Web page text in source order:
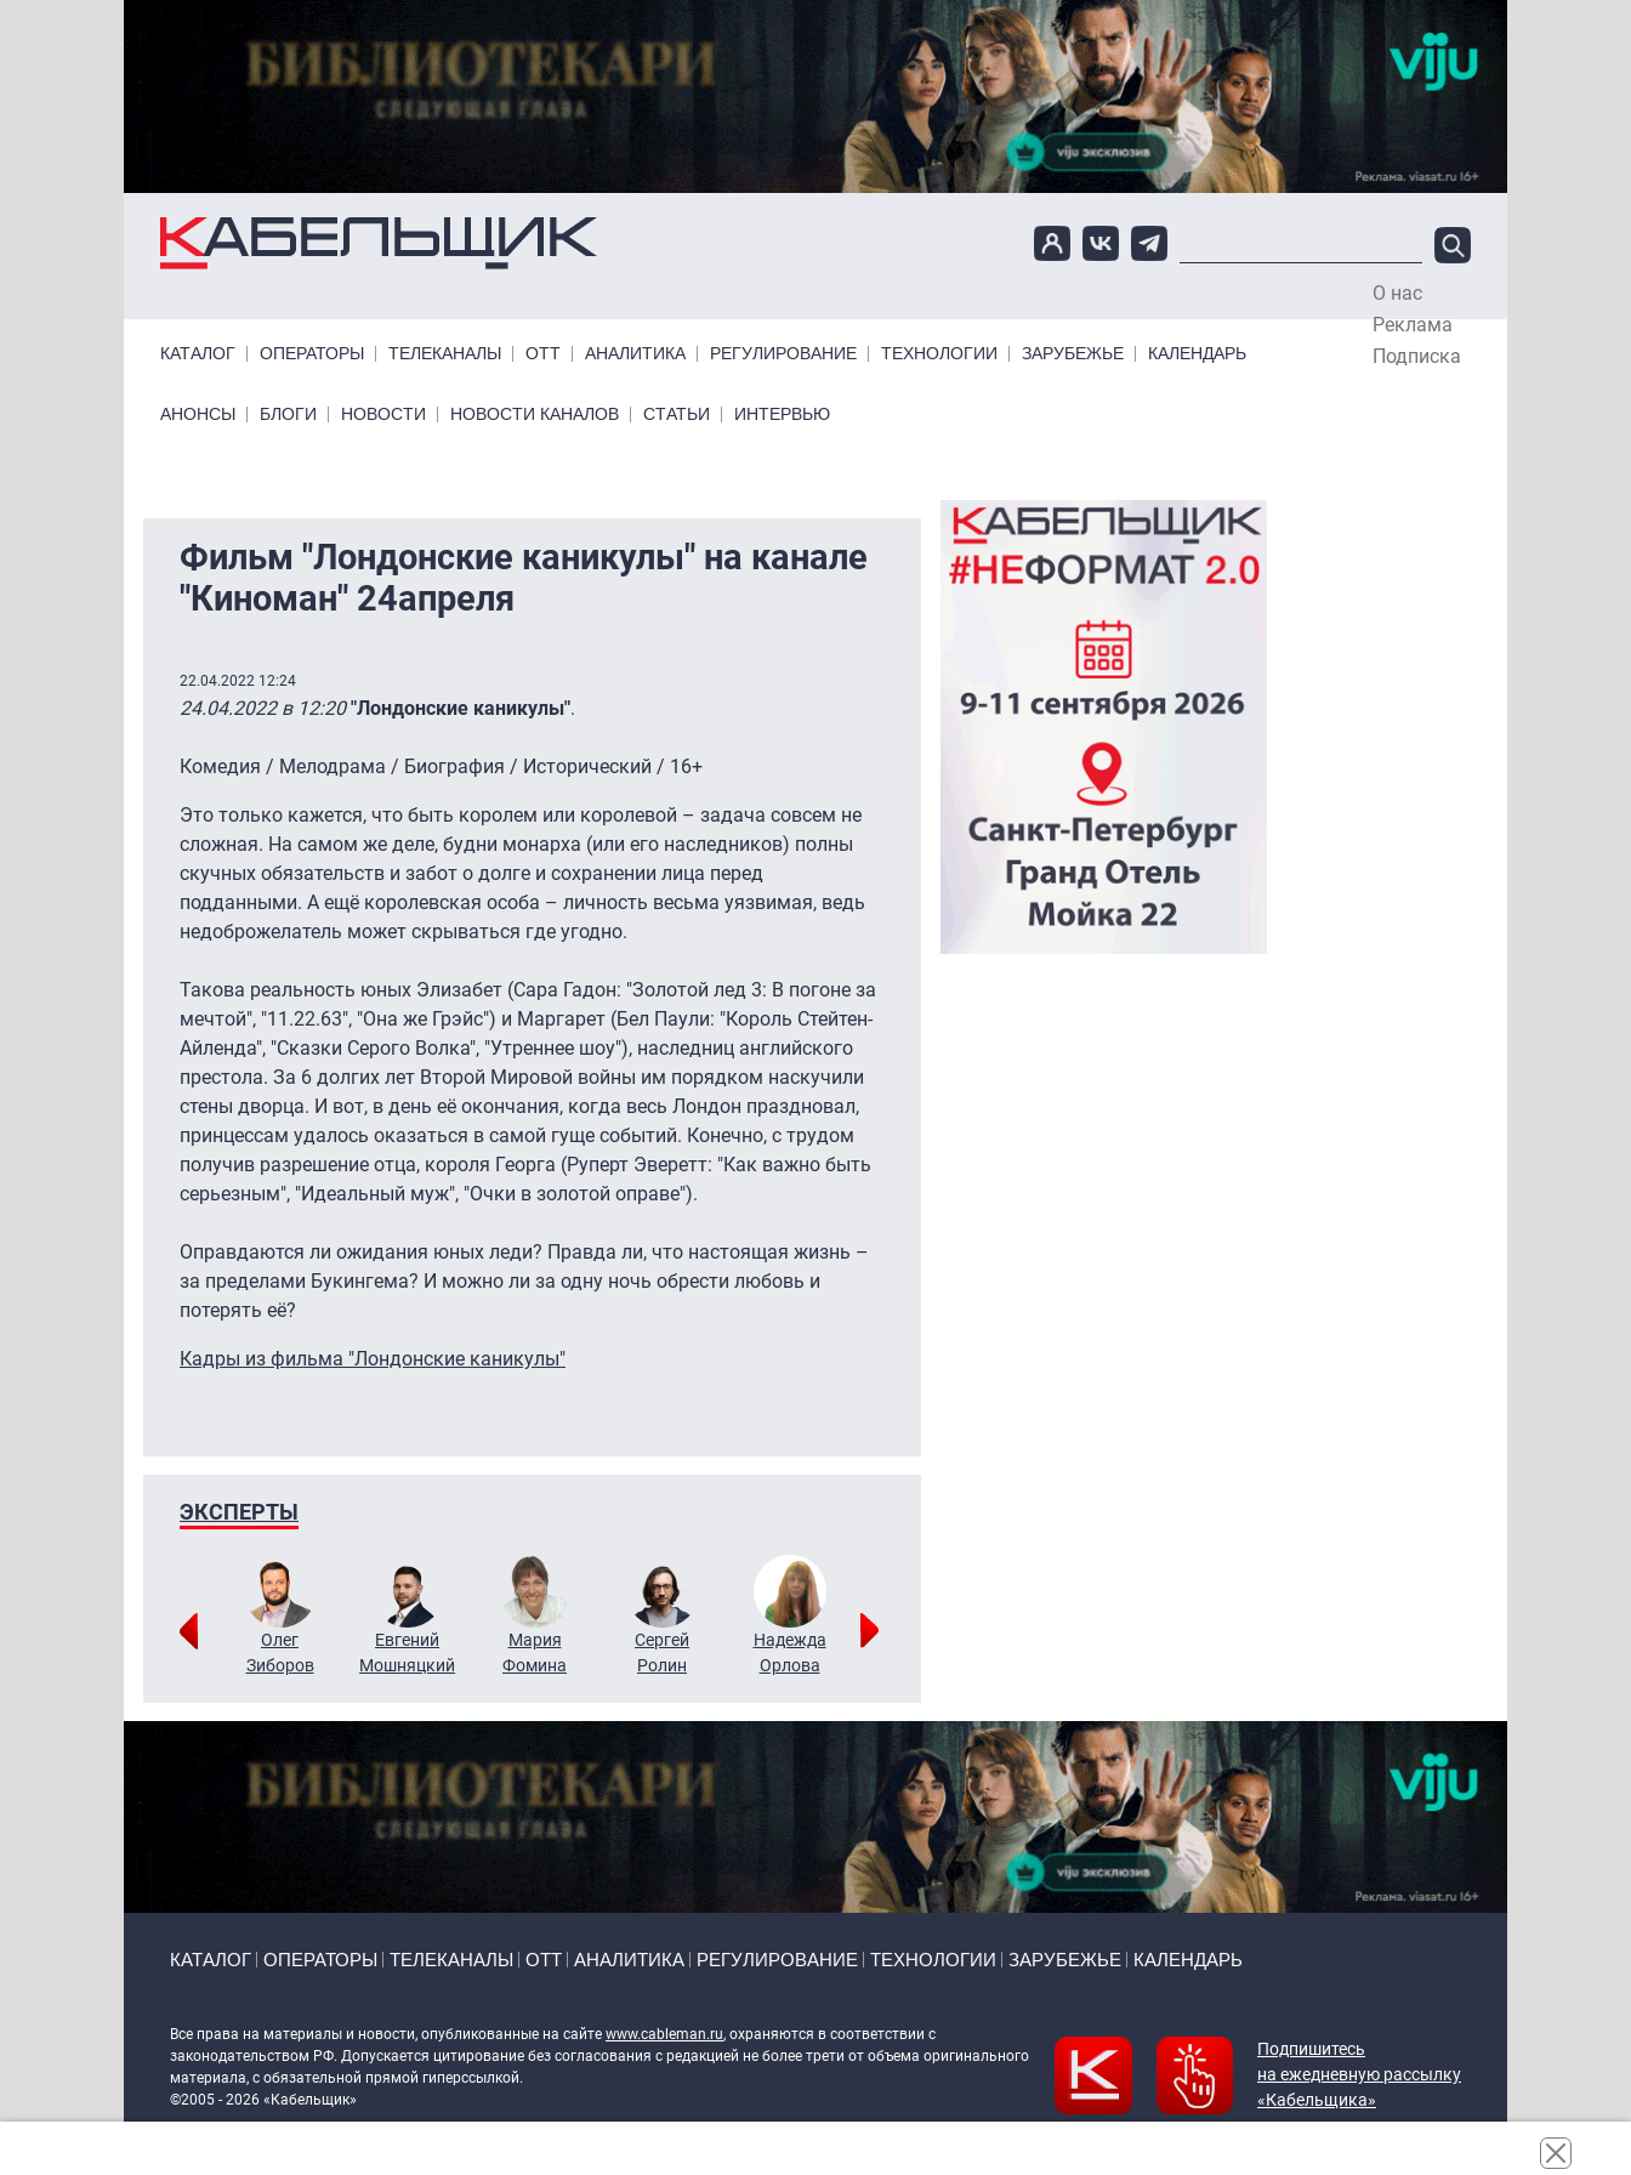
О нас
Реклама
Подписка
КАТАЛОГ ОПЕРАТОРЫ ТЕЛЕКАНАЛЫ ОТТ АНАЛИТИКА РЕГУЛИРОВАНИЕ ТЕХНОЛОГИИ ЗАРУБЕЖЬЕ КАЛЕНДАРЬ
Primary links bottom
АНОНСЫ БЛОГИ НОВОСТИ НОВОСТИ КАНАЛОВ СТАТЬИ ИНТЕРВЬЮ
Фильм "Лондонские каникулы" на канале
"Киноман" 24апреля
22.04.2022 12:24
24.04.2022 в 12:20 "Лондонские каникулы".
Комедия / Мелодрама / Биография / Исторический / 16+
Это только кажется, что быть королем или королевой – задача совсем не
сложная. На самом же деле, будни монарха (или его наследников) полны
скучных обязательств и забот о долге и сохранении лица перед
подданными. А ещё королевская особа – личность весьма уязвимая, ведь
недоброжелатель может скрываться где угодно.
Такова реальность юных Элизабет (Сара Гадон: "Золотой лед 3: В погоне за
мечтой", "11.22.63", "Она же Грэйс") и Маргарет (Бел Паули: "Король Стейтен-
Айленда", "Сказки Серого Волка", "Утреннее шоу"), наследниц английского
престола. За 6 долгих лет Второй Мировой войны им порядком наскучили
стены дворца. И вот, в день её окончания, когда весь Лондон праздновал,
принцессам удалось оказаться в самой гуще событий. Конечно, с трудом
получив разрешение отца, короля Георга (Руперт Эверетт: "Как важно быть
серьезным", "Идеальный муж", "Очки в золотой оправе").
Оправдаются ли ожидания юных леди? Правда ли, что настоящая жизнь –
за пределами Букингема? И можно ли за одну ночь обрести любовь и
потерять её?
Кадры из фильма "Лондонские каникулы"
ЭКСПЕРТЫ
Григорий
Олег
Зиборов
Евгений
Мошняцкий
Мария
Фомина
Сергей
Ролин
Надежда
Орлова
КАТАЛОГ ОПЕРАТОРЫ ТЕЛЕКАНАЛЫ ОТТ АНАЛИТИКА РЕГУЛИРОВАНИЕ ТЕХНОЛОГИИ ЗАРУБЕЖЬЕ КАЛЕНДАРЬ
Все права на материалы и новости, опубликованные на сайте www.cableman.ru, охраняются в соответствии с
законодательством РФ. Допускается цитирование без согласования с редакцией не более трети от объема оригинального
материала, с обязательной прямой гиперссылкой.
©2005 - 2026 «Кабельщик»
Подпишитесь
на ежедневную рассылку
«Кабельщика»